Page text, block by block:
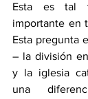
Esta es tal
importante en
Esta pregunta
– la división
y la iglesia
una